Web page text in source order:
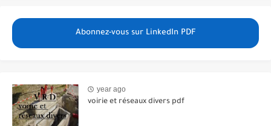
Abonnez-vous sur LinkedIn PDF
year ago
voirie et réseaux divers pdf